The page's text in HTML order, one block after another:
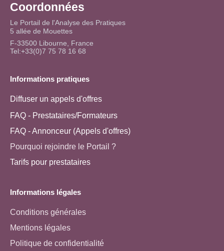
Coordonnées
Le Portail de l'Analyse des Pratiques
5 allée de Mouettes
F-33500 Libourne, France
Tel:+33(0)7 75 78 16 68
Informations pratiques
Diffuser un appels d'offres
FAQ - Prestataires/Formateurs
FAQ - Annonceur (Appels d'offres)
Pourquoi rejoindre le Portail ?
Tarifs pour prestataires
Informations légales
Conditions générales
Mentions légales
Politique de confidentialité